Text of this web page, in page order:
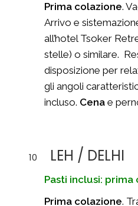
Prima colazione.
Arrivo e
all’hotel Tsoker
stelle) o similare.
disposizione per
gli angoli
incluso. Cena e
10 LEH / DELHI
Pasti inclusi:
Prima colazione.